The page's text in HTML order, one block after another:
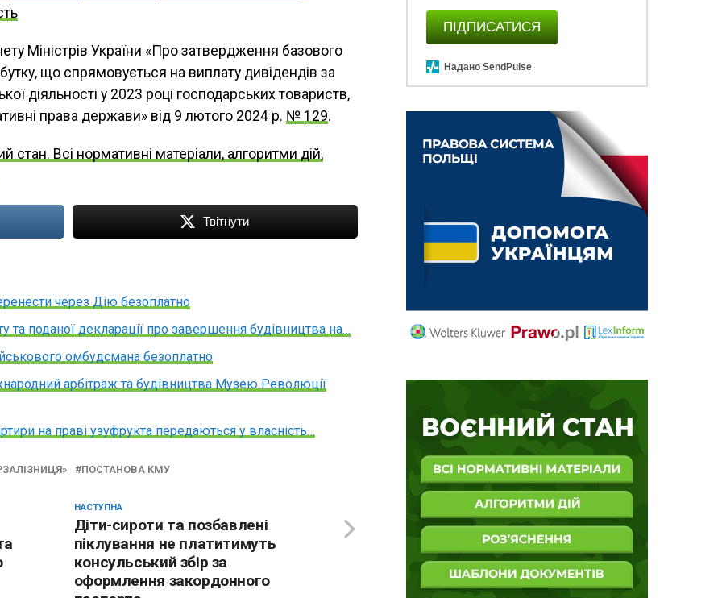
Міністрів України «Про затвердження базового
що спрямовується на виплату дивідендів за
діяльності у 2023 році господарських товариств,
права держави» від 9 лютого 2024 р. № 129.
стан. Всі нормативні матеріали, алгоритми дій,
Твітнути
через Дію безоплатно
та поданої декларації про завершення будівництва на…
омбудсмана безоплатно
арбітраж та будівництва Музею Революції
на праві узуфрукта передаються у власність…
ПОСТАНОВА КМУ
НАСТУПНА
Діти-сироти та позбавлені
піклування не платитимуть
консульський збір за
оформлення закордонного
ПІДПИСАТИСЯ
Надано SendPulse